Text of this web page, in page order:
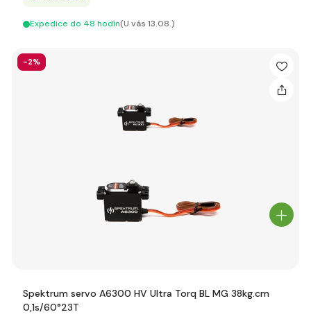
Expedice do 48 hodín(U vás 13.08.)
-2%
Spektrum servo A6300 HV Ultra Torq BL MG 38kg.cm
0,1s/60°23T